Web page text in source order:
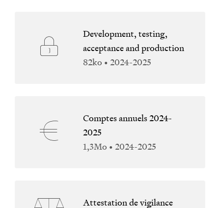
Development, testing,
acceptance and production
82ko • 2024-2025
Comptes annuels 2024-
2025
1,3Mo • 2024-2025
Attestation de vigilance